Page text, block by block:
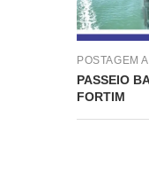
POSTAGEM
PASSEIO
FORTIM